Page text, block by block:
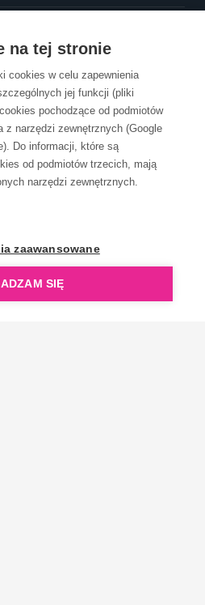
na tej stronie
cookies w celu zapewnienia
jej funkcji (pliki
pochodzące od podmiotów
z narzędzi zewnętrznych (Google
Do informacji, które są
od podmiotów trzecich, mają
narzędzi zewnętrznych.
zaawansowane
SIĘ
częścią ReflectGroup.